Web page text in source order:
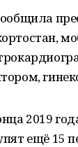
2019
ещё 15